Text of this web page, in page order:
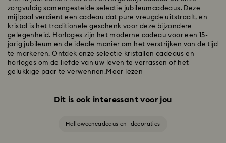
zorgvuldig samengestelde selectie jubileumcadeaus. Deze
mijlpaal verdient een cadeau dat pure vreugde uitstraalt, en
kristal is het traditionele geschenk voor deze bijzondere
gelegenheid. Horloges zijn het moderne cadeau voor een 15-
jarig jubileum en de ideale manier om het verstrijken van de tijd
te markeren. Ontdek onze selectie kristallen cadeaus en
horloges om de liefde van uw leven te verrassen of het
gelukkige paar te verwennen.Meer lezen
Dit is ook interessant voor jou
Halloweencadeaus en -decoraties